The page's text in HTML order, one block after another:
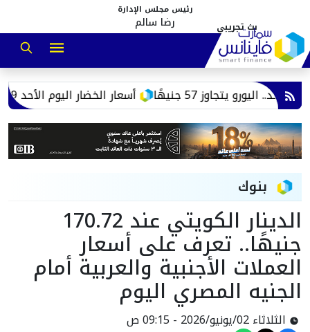
رئيس مجلس الإدارة
رضا سالم
أسعار الخضار اليوم الأحد 9 أغسطس 2026 في سوق العبور.. تراجع الفاصوليا والبامية والكوسة يتجاوز 57 جنيهًا
بنوك
الدينار الكويتي عند 170.72
جنيهًا.. تعرف على أسعار
العملات الأجنبية والعربية أمام
الجنيه المصري اليوم
الثلاثاء 02/يونيو/2026 - 09:15 ص